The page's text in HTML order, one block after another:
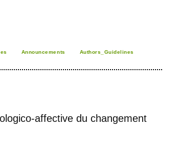
Announcements
Authors_Guidelines
affective du changement